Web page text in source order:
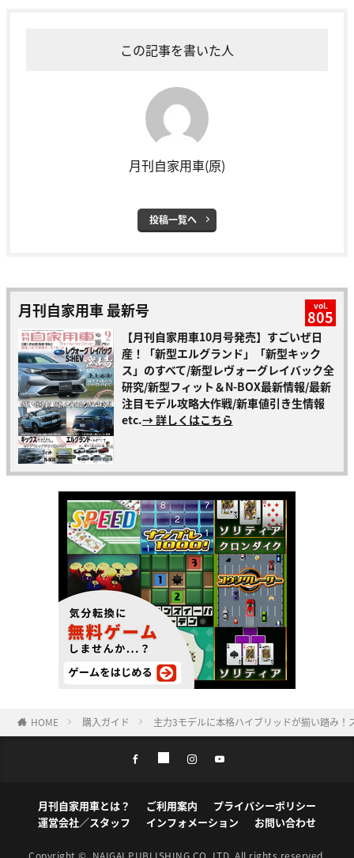
この記事を書いた人
月刊自家用車(原)
投稿一覧へ
月刊自家用車 最新号 vol.
805
【月刊自家用車10月号発売】すごいぜ日
産！「新型エルグランド」「新型キック
ス」のすべて/新型レヴォーグレイバック全
研究/新型フィット＆N-BOX最新情報/最新
注目モデル攻略大作戦/新車値引き生情報
etc.→ 詳しくはこちら
HOME 購入ガイド 主力3モデルに本格ハイブリッドが揃い踏み
月刊自家用車とは？ ご利用案内
プライバシーポリシー
運営会社／スタッフ
インフォメーション お問い合わせ
Copyright © NAIGAI PUBLISHING CO.,LTD. All rights reserved.